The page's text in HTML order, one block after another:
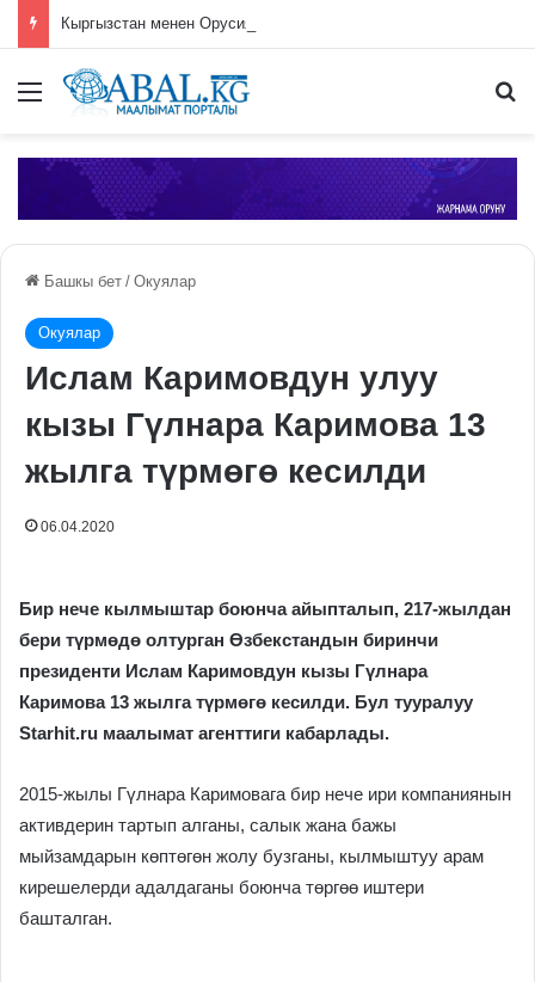
Меню
Башкы бет / Окуялар
Окуялар
Ислам Каримовдун улуу
кызы Гүлнара Каримова 13
жылга түрмөгө кесилди
06.04.2020
Бир нече кылмыштар боюнча айыпталып, 217-жылдан
бери түрмөдө олтурган Өзбекстандын биринчи
президенти Ислам Каримовдун кызы Гүлнара
Каримова 13 жылга түрмөгө кесилди. Бул тууралуу
Starhit.ru маалымат агенттиги кабарлады.
2015-жылы Гүлнара Каримовага бир нече ири компаниянын
активдерин тартып алганы, салык жана бажы
мыйзамдарын көптөгөн жолу бузганы, кылмыштуу арам
кирешелерди адалдаганы боюнча төргөө иштери
башталган.